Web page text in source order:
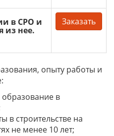
в СРО и
из нее.
Заказать
опыту работы и
в
в строительстве на
не менее 10 лет;